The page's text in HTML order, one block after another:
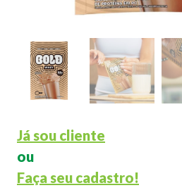
Já sou cliente
ou
Faça seu cadastro!